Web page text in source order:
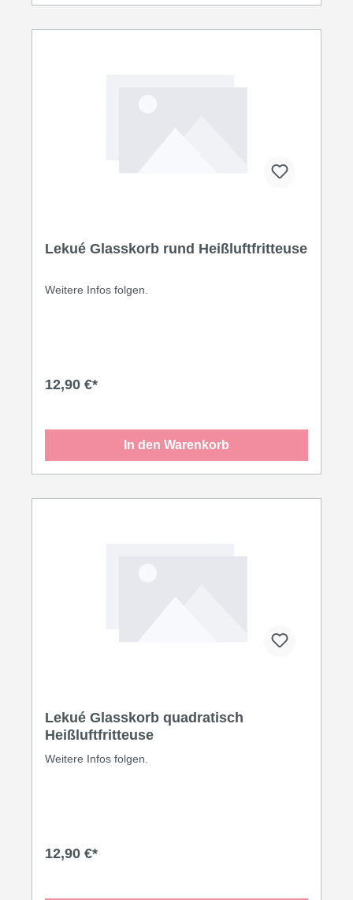
Lekué Glasskorb rund Heißluftfritteuse
Weitere Infos folgen.
12,90 €*
In den Warenkorb
Lekué Glasskorb quadratisch
Heißluftfritteuse
Weitere Infos folgen.
12,90 €*